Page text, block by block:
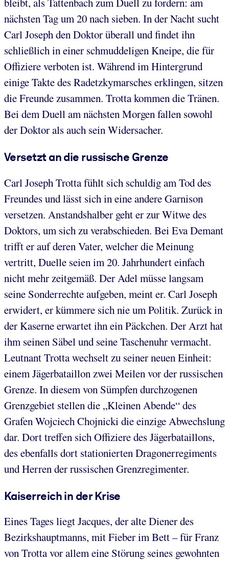
nächsten Tag um 20 nach sieben. In der Nacht sucht
Carl Joseph den Doktor überall und findet ihn
schließlich in einer schmuddeligen Kneipe, die für
Offiziere verboten ist. Während im Hintergrund
einige Takte des Radetzkymarsches erklingen, sitzen
die Freunde zusammen. Trotta kommen die Tränen.
Bei dem Duell am nächsten Morgen fallen sowohl
der Doktor als auch sein Widersacher.
Versetzt an die russische Grenze
Carl Joseph Trotta fühlt sich schuldig am Tod des
Freundes und lässt sich in eine andere Garnison
versetzen. Anstandshalber geht er zur Witwe des
Doktors, um sich zu verabschieden. Bei Eva Demant
trifft er auf deren Vater, welcher die Meinung
vertritt, Duelle seien im 20. Jahrhundert einfach
nicht mehr zeitgemäß. Der Adel müsse langsam
seine Sonderrechte aufgeben, meint er. Carl Joseph
erwidert, er kümmere sich nie um Politik. Zurück in
der Kaserne erwartet ihn ein Päckchen. Der Arzt hat
ihm seinen Säbel und seine Taschenuhr vermacht.
Leutnant Trotta wechselt zu seiner neuen Einheit:
einem Jägerbataillon zwei Meilen vor der russischen
Grenze. In diesem von Sümpfen durchzogenen
Grenzgebiet stellen die „Kleinen Abende“ des
Grafen Wojciech Chojnicki die einzige Abwechslung
dar. Dort treffen sich Offiziere des Jägerbataillons,
des ebenfalls dort stationierten Dragonerregiments
und Herren der russischen Grenzregimenter.
Kaiserreich in der Krise
Eines Tages liegt Jacques, der alte Diener des
Bezirkshauptmanns, mit Fieber im Bett – für Franz
von Trotta vor allem eine Störung seines gewohnten